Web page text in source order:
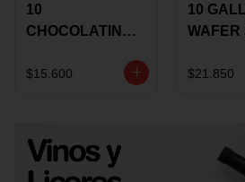
10
CHOCOLATINA
17 GRS
$15.600
10
WAFER
GRS
$21.850